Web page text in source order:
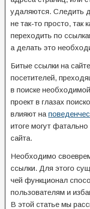
удаляются. Следить
не так-то просто, так
переходить по
а делать это
Битые ссылки на
посетителей,
в поиске
проект в глазах
влияют на
итоге могут
сайта.
Необходимо
ссылки. Для этого
чей функционал
пользователям и
В этой статье мы